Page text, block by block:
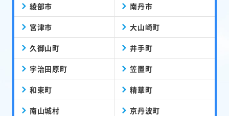
綾部市 南丹市
宮津市 大山崎町
久御山町 井手町
宇治田原町 笠置町
和束町 精華町
南山城村 京丹波町